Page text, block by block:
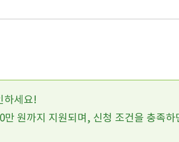
하세요!
만 원까지 지원되며, 신청 조건을 충족하